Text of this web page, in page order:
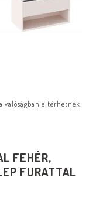
valóságban eltérhetnek!
FEHÉR,
FURATTAL